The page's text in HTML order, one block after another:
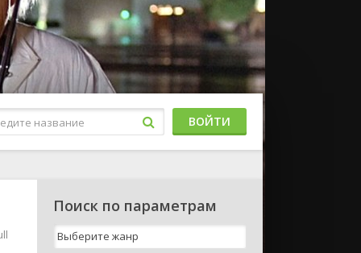
ВОЙТИ
Поиск по параметрам